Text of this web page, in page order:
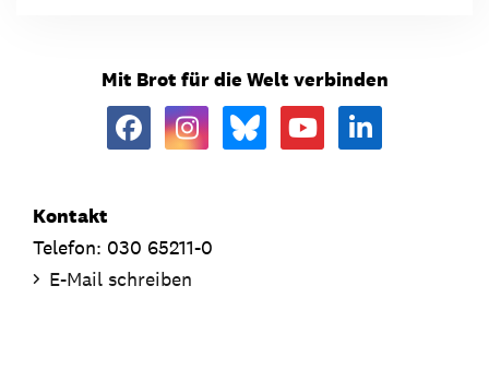
Mit Brot für die Welt verbinden
Kontakt
Telefon: 030 65211-0
E-Mail schreiben